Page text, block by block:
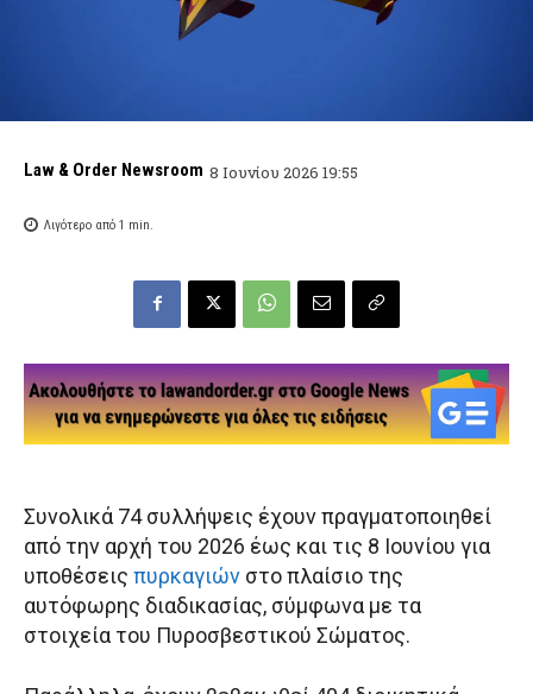
Law & Order Newsroom 8 Ιουνίου 2026 19:55
Λιγότερο από 1 min.
Συνολικά 74 συλλήψεις έχουν πραγματοποιηθεί
από την αρχή του 2026 έως και τις 8 Ιουνίου για
υποθέσεις πυρκαγιών στο πλαίσιο της
αυτόφωρης διαδικασίας, σύμφωνα με τα
στοιχεία του Πυροσβεστικού Σώματος.